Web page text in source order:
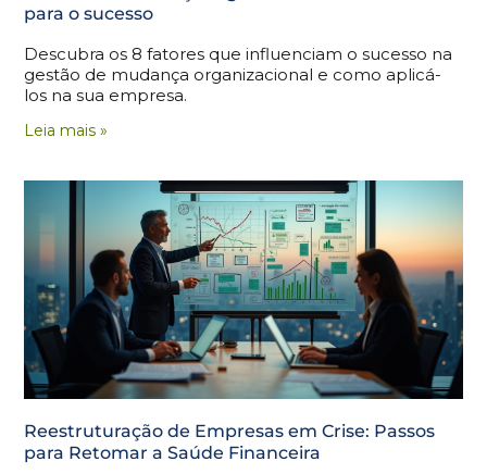
para o sucesso
Descubra os 8 fatores que influenciam o sucesso na
gestão de mudança organizacional e como aplicá-
los na sua empresa.
Leia mais »
Reestruturação de Empresas em Crise: Passos
para Retomar a Saúde Financeira